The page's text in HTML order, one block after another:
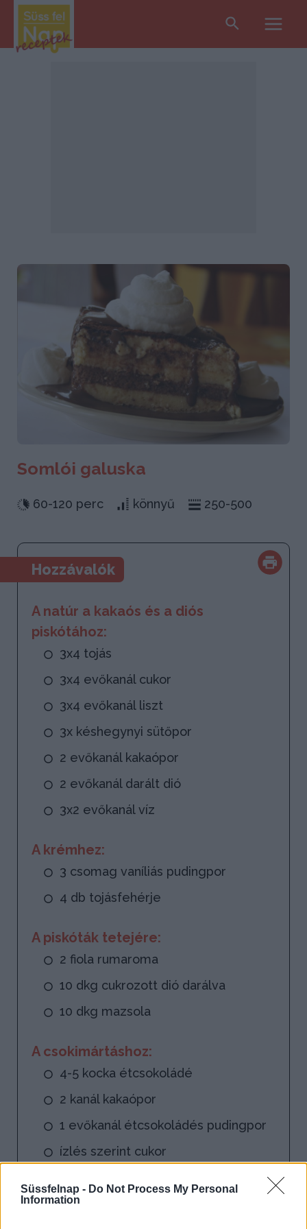
Süssfelnap - Do Not Process My Personal
Information
Search
Somlói galuska
60-120 perc könnyű 250-500
Hozzávalók
A natúr a kakaós és a diós
piskótához:
3x4 tojás
3x4 evőkanál cukor
3x4 evőkanál liszt
3x késhegynyi sütőpor
2 evőkanál kakaópor
2 evőkanál darált dió
3x2 evőkanál víz
A krémhez:
3 csomag vaníliás pudingpor
4 db tojásfehérje
A piskóták tetejére:
2 fiola rumaroma
10 dkg cukrozott dió darálva
10 dkg mazsola
A csokimártáshoz:
4-5 kocka étcsokoládé
2 kanál kakaópor
1 evőkanál étcsokoládés pudingpor
ízlés szerint cukor
1 csomag vaníliás cukor